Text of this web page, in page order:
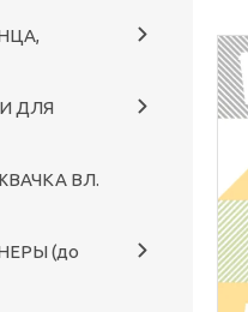
ДЛЯ
ВЛ.
(до